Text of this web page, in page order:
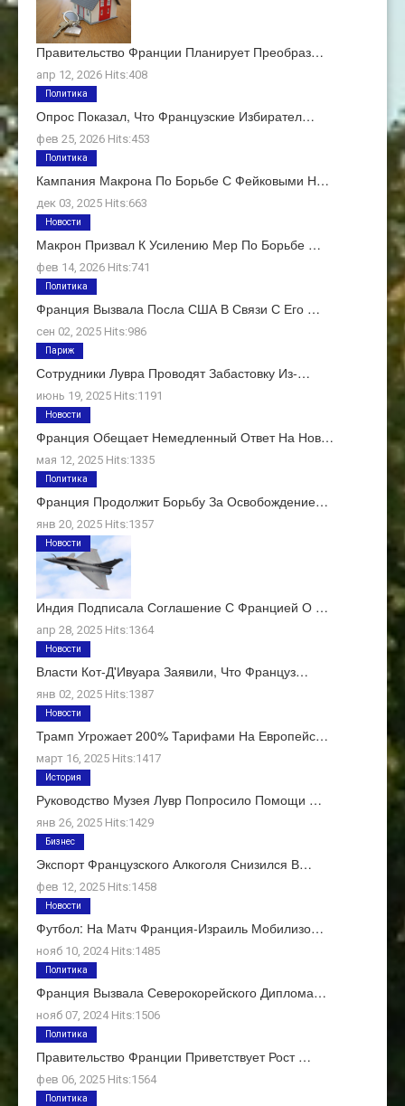
Правительство Франции Планирует Преобраз…
апр 12, 2026 Hits:408
Опрос Показал, Что Французские Избирател…
фев 25, 2026 Hits:453
Политика
Кампания Макрона По Борьбе С Фейковыми Н…
дек 03, 2025 Hits:663
Политика
Макрон Призвал К Усилению Мер По Борьбе …
фев 14, 2026 Hits:741
Новости
Франция Вызвала Посла США В Связи С Его …
сен 02, 2025 Hits:986
Политика
Сотрудники Лувра Проводят Забастовку Из-…
июнь 19, 2025 Hits:1191
Париж
Франция Обещает Немедленный Ответ На Нов…
мая 12, 2025 Hits:1335
Новости
Франция Продолжит Борьбу За Освобождение…
янв 20, 2025 Hits:1357
Политика
Индия Подписала Соглашение С Францией О …
апр 28, 2025 Hits:1364
Новости
Власти Кот-Д'Ивуара Заявили, Что Француз…
янв 02, 2025 Hits:1387
Новости
Трамп Угрожает 200% Тарифами На Европейс…
март 16, 2025 Hits:1417
Новости
Руководство Музея Лувр Попросило Помощи …
янв 26, 2025 Hits:1429
История
Экспорт Французского Алкоголя Снизился В…
фев 12, 2025 Hits:1458
Бизнес
Футбол: На Матч Франция-Израиль Мобилизо…
нояб 10, 2024 Hits:1485
Новости
Франция Вызвала Северокорейского Диплома…
нояб 07, 2024 Hits:1506
Политика
Правительство Франции Приветствует Рост …
фев 06, 2025 Hits:1564
Политика
Политика